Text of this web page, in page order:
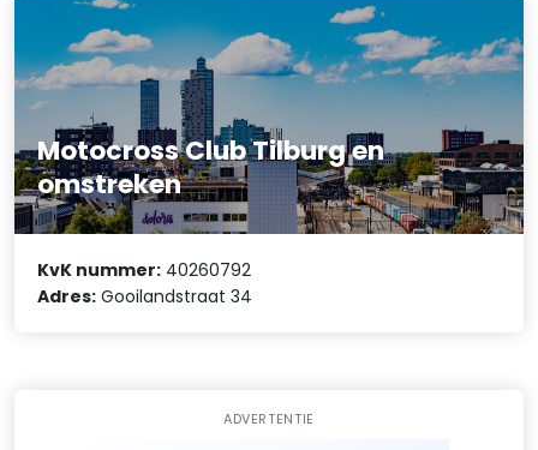
Motocross Club Tilburg en
omstreken
KvK nummer: 40260792
Adres: Gooilandstraat 34
ADVERTENTIE